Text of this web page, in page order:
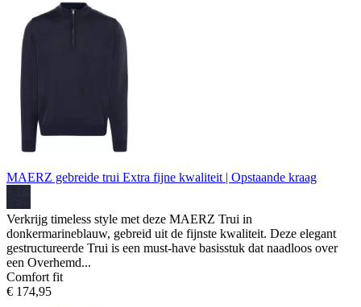
MAERZ gebreide trui Extra fijne kwaliteit | Opstaande kraag
Verkrijg timeless style met deze MAERZ Trui in
donkermarineblauw, gebreid uit de fijnste kwaliteit. Deze elegant
gestructureerde Trui is een must-have basisstuk dat naadloos over
een Overhemd...
Comfort fit
€ 174,95